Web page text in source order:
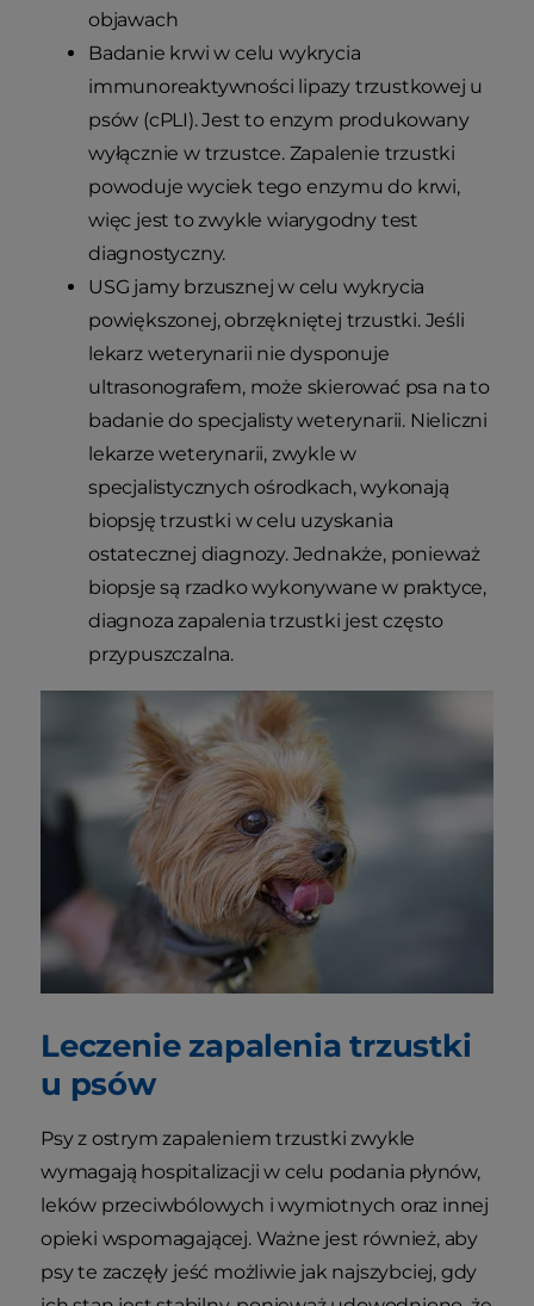
objawach
Badanie krwi w celu wykrycia
immunoreaktywności lipazy trzustkowej u
psów (cPLI). Jest to enzym produkowany
wyłącznie w trzustce. Zapalenie trzustki
powoduje wyciek tego enzymu do krwi,
więc jest to zwykle wiarygodny test
diagnostyczny.
USG jamy brzusznej w celu wykrycia
powiększonej, obrzękniętej trzustki. Jeśli
lekarz weterynarii nie dysponuje
ultrasonografem, może skierować psa na to
badanie do specjalisty weterynarii. Nieliczni
lekarze weterynarii, zwykle w
specjalistycznych ośrodkach, wykonają
biopsję trzustki w celu uzyskania
ostatecznej diagnozy. Jednakże, ponieważ
biopsje są rzadko wykonywane w praktyce,
diagnoza zapalenia trzustki jest często
przypuszczalna.
Leczenie zapalenia trzustki
u psów
Psy z ostrym zapaleniem trzustki zwykle
wymagają hospitalizacji w celu podania płynów,
leków przeciwbólowych i wymiotnych oraz innej
opieki wspomagającej. Ważne jest również, aby
psy te zaczęły jeść możliwie jak najszybciej, gdy